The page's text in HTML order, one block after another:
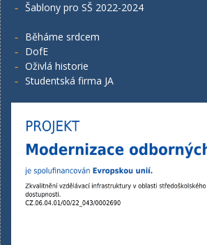
Šablony pro SŠ 2022-2024
Běháme srdcem
DofE
Oživlá historie
Studentská firma JA